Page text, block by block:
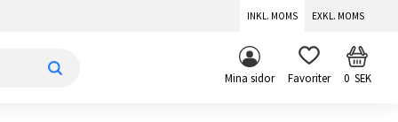
INKL. MOMS EXKL. MOMS
Mina sidor FAVORITER 0SEK